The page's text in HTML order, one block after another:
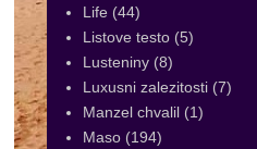
Life (44)
Listove testo (5)
Lusteniny (8)
Luxusni zalezitosti (7)
Manzel chvalil (1)
Maso (194)